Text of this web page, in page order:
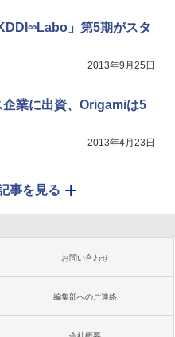
」第5期がスタ
2013年9月25日
業に出資、Origamiは5
2013年4月23日
事を見る
お問い合わせ
編集部へのご連絡